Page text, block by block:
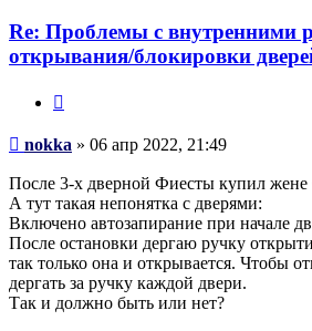
Re: Проблемы с внутренними
открывания/блокировки
Сообщение
nokka » 06 апр 2022, 21:49
После 3-х дверной Фиесты купил
А тут такая непонятка с дверями:
Включено автозапирание при начале
После остановки дергаю ручку
так только она и открывается. Чтобы
дергать за ручку каждой двери.
Так и должно быть или нет?